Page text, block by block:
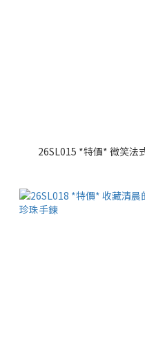
26SL015 *特價* 微笑法